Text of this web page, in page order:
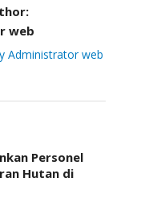
web
Administrator web
Personel
Hutan di